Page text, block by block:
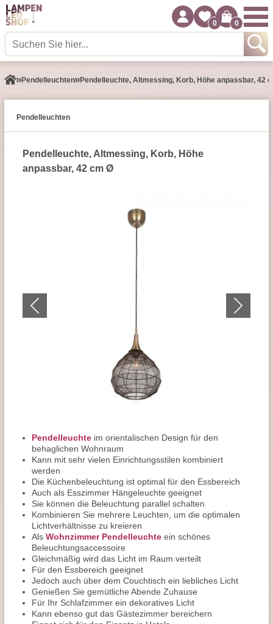
0 0
Pendel­leuchten Pendelleuchte, Altmessing, Korb, Höhe anpassbar, 42
Pendel­leuchten
Pendelleuchte, Altmessing, Korb, Höhe
anpassbar, 42 cm Ø
Pendelleuchte im orientalischen Design für den
behaglichen Wohnraum
Kann mit sehr vielen Einrichtungsstilen kombiniert
werden
Die Küchenbeleuchtung ist optimal für den Essbereich
Auch als Esszimmer Hängeleuchte geeignet
Sie können die Beleuchtung parallel schalten
Kombinieren Sie mehrere Leuchten, um die optimalen
Lichtverhältnisse zu kreieren
Als Wohnzimmer Pendelleuchte ein schönes
Beleuchtungsaccessoire
Gleichmäßig wird das Licht im Raum verteilt
Für den Essbereich geeignet
Jedoch auch über dem Couchtisch ein liebliches Licht
Genießen Sie gemütliche Abende Zuhause
Für Ihr Schlafzimmer ein dekoratives Licht
Kann ebenso gut das Gästezimmer bereichern